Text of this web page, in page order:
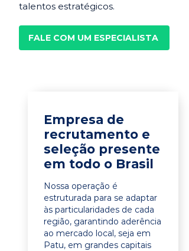
talentos estratégicos.
FALE COM UM ESPECIALISTA
Empresa de
recrutamento e
seleção presente
em todo o Brasil
Nossa operação é
estruturada para se adaptar
às particularidades de cada
região, garantindo aderência
ao mercado local, seja em
Patu, em grandes capitais